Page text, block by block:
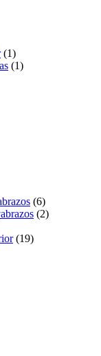
(1)
(1)
(6)
(2)
(19)